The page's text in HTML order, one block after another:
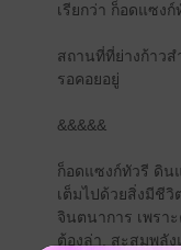
เรียกว่า ก็อดแซงก์
สถานที่ที่ย่างก้าว
รอคอยอยู่
&&&&&
ก็อดแซงก์ทัวรี ดิ
เต็มไปด้วยสิ่งมีชี
จินตนาการ เพรา
ต้องล่า, สะสมพลั